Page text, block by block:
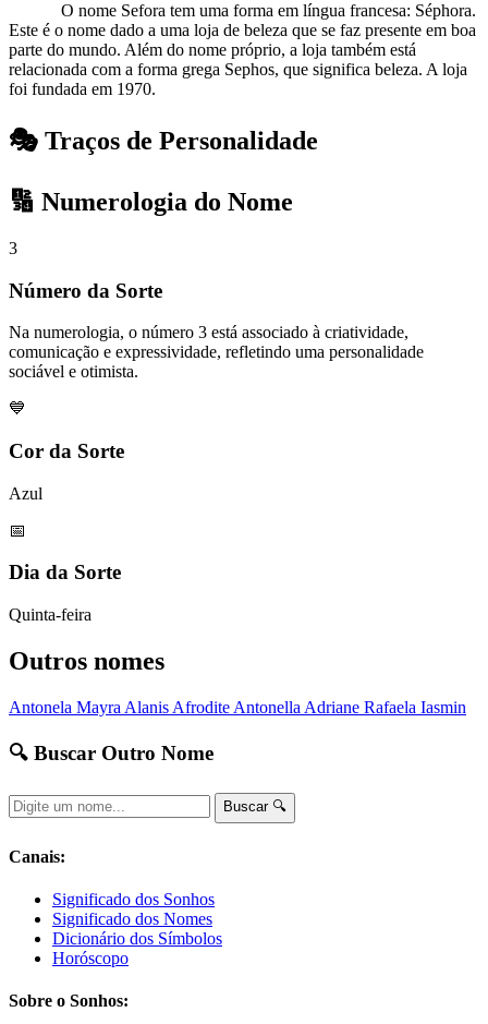
O nome Sefora tem uma forma em língua francesa: Séphora.
Este é o nome dado a uma loja de beleza que se faz presente em boa
parte do mundo. Além do nome próprio, a loja também está
relacionada com a forma grega Sephos, que significa beleza. A loja
foi fundada em 1970.
🎭 Traços de Personalidade
🔢 Numerologia do Nome
3
Número da Sorte
Na numerologia, o número 3 está associado à criatividade,
comunicação e expressividade, refletindo uma personalidade
sociável e otimista.
💙
Cor da Sorte
Azul
📅
Dia da Sorte
Quinta-feira
Outros nomes
Antonela Mayra Alanis Afrodite Antonella Adriane Rafaela Iasmin
🔍 Buscar Outro Nome
Buscar 🔍
Canais:
Significado dos Sonhos
Significado dos Nomes
Dicionário dos Símbolos
Horóscopo
Sobre o Sonhos: